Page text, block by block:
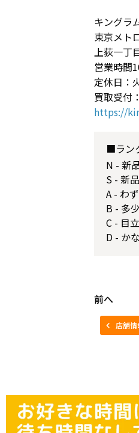
キングラ
東京メト
上荻一丁
営業時間
定休日：
買取受付
https://
■ラン
N - 新
S - 新
A - わ
B - 多
C - 目
D - か
前へ
店舗情